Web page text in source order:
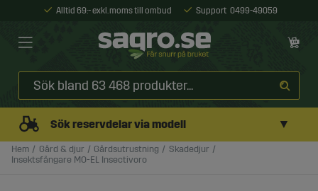
Alltid 69:- exkl. moms till ombud Support 0499-49059
Sök reservdelar via modell ▼
Hem Gård & djur Gårdsutrustning
Skadedjur
Insektsfångare MO-EL Insectivoro